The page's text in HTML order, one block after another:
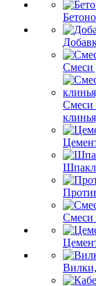
Смеси
Смеси
Смеси